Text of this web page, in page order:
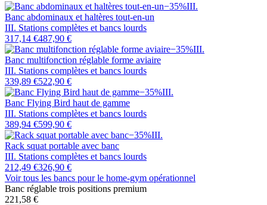
−35%III.
Banc abdominaux et haltères tout-en-un
III. Stations complètes et bancs lourds
317,14 €487,90 €
−35%III.
Banc multifonction réglable forme aviaire
III. Stations complètes et bancs lourds
339,89 €522,90 €
−35%III.
Banc Flying Bird haut de gamme
III. Stations complètes et bancs lourds
389,94 €599,90 €
−35%III.
Rack squat portable avec banc
III. Stations complètes et bancs lourds
212,49 €326,90 €
Voir tous les bancs pour le home-gym opérationnel
Banc réglable trois positions premium
221,58 €